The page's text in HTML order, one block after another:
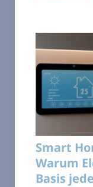
Smart
Warum
Basis